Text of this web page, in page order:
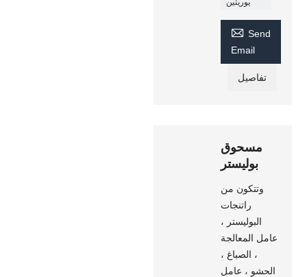
 Send
Email
تفاصيل
مسحوق
بوليستر
وتتكون من
راتنجات
البوليستر ،
عامل المعالجة
، الصباغ ،
الحشو ، عامل